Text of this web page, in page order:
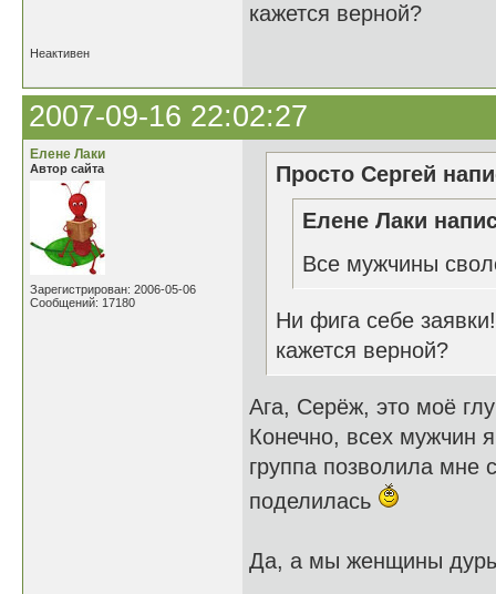
кажется верной?
Неактивен
2007-09-16 22:02:27
Елене Лаки
Автор сайта
Зарегистрирован: 2006-05-06
Сообщений: 17180
Просто Сергей
Елене Лаки
Все мужчины
Ни фига себе
кажется верной?
Ага, Серёж, это моё
Конечно, всех мужчин
группа позволила мне
поделилась
Да, а мы женщины